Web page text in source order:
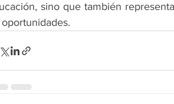
sino que también